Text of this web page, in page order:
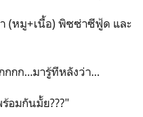
(หมู+เนื้อ) พิซซ่าซีฟู้ด และ
กก...มารู้ทีหลังว่า...
อมกันมั้ย???"